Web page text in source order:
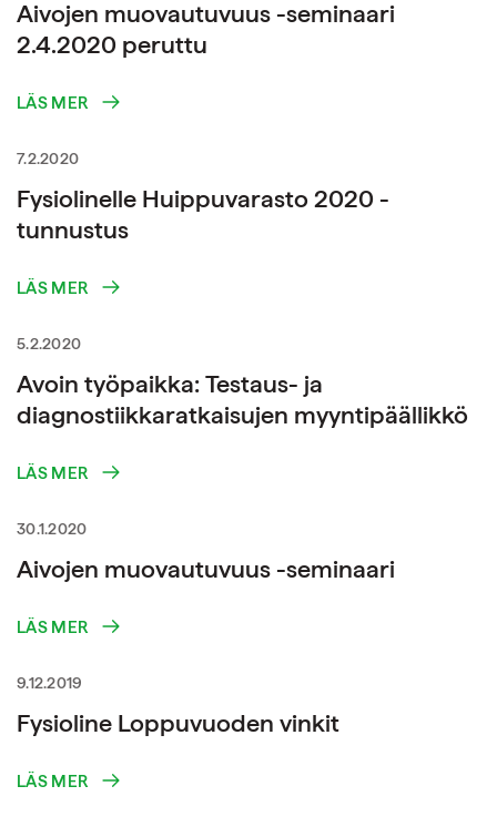
Aivojen muovautuvuus -seminaari
2.4.2020 peruttu
LÄS MER
7.2.2020
Fysiolinelle Huippuvarasto 2020 -
tunnustus
LÄS MER
5.2.2020
Avoin työpaikka: Testaus- ja
diagnostiikkaratkaisujen myyntipäällikkö
LÄS MER
30.1.2020
Aivojen muovautuvuus -seminaari
LÄS MER
9.12.2019
Fysioline Loppuvuoden vinkit
LÄS MER